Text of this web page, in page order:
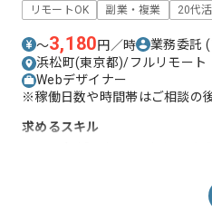
リモートOK 副業・複業 20代
〜3,180円／時 業務委託
浜松町(東京都)/フルリモート
Webデザイナー
※稼働日数や時間帯はご相談の
求めるスキル